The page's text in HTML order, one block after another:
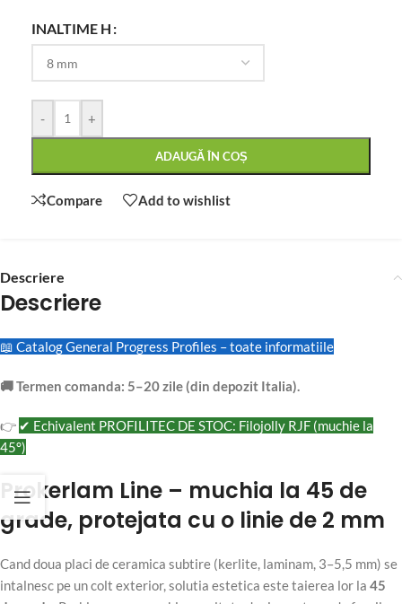
INALTIME H
- +
ADAUGĂ ÎN COȘ
Compare Add to wishlist
Descriere
Descriere
📖 Catalog General Progress Profiles – toate informatiile
🚚 Termen comanda: 5–20 zile (din depozit Italia).
👉 ✔ Echivalent PROFILITEC DE STOC: Filojolly RJF (muchie la
45°)
Prokerlam Line – muchia la 45 de
grade, protejata cu o linie de 2 mm
Cand doua placi de ceramica subtire (kerlite, laminam, 3–5,5 mm) se
intalnesc pe un colt exterior, solutia estetica este taierea lor la 45